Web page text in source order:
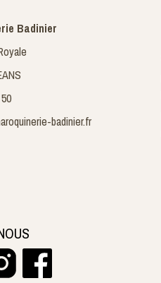
Badinier
badinier.fr